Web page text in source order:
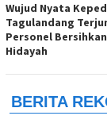
Wujud Nyata
Tagulandang
Personel
Hidayah